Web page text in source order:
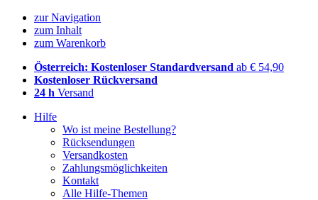
zur Navigation
zum Inhalt
zum Warenkorb
Österreich: Kostenloser Standardversand ab € 54,90
Kostenloser Rückversand
24 h Versand
Hilfe
Wo ist meine Bestellung?
Rücksendungen
Versandkosten
Zahlungsmöglichkeiten
Kontakt
Alle Hilfe-Themen